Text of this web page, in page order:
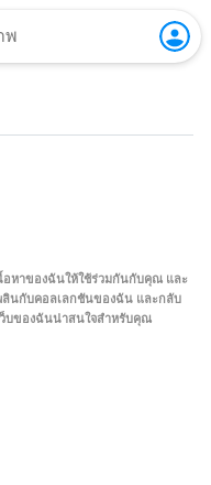
หาของฉันให้ใช้ร่วมกันกับคุณ และ
ลินกับคอลเลกชันของฉัน และกลับ
ว็บของฉันน่าสนใจสำหรับคุณ